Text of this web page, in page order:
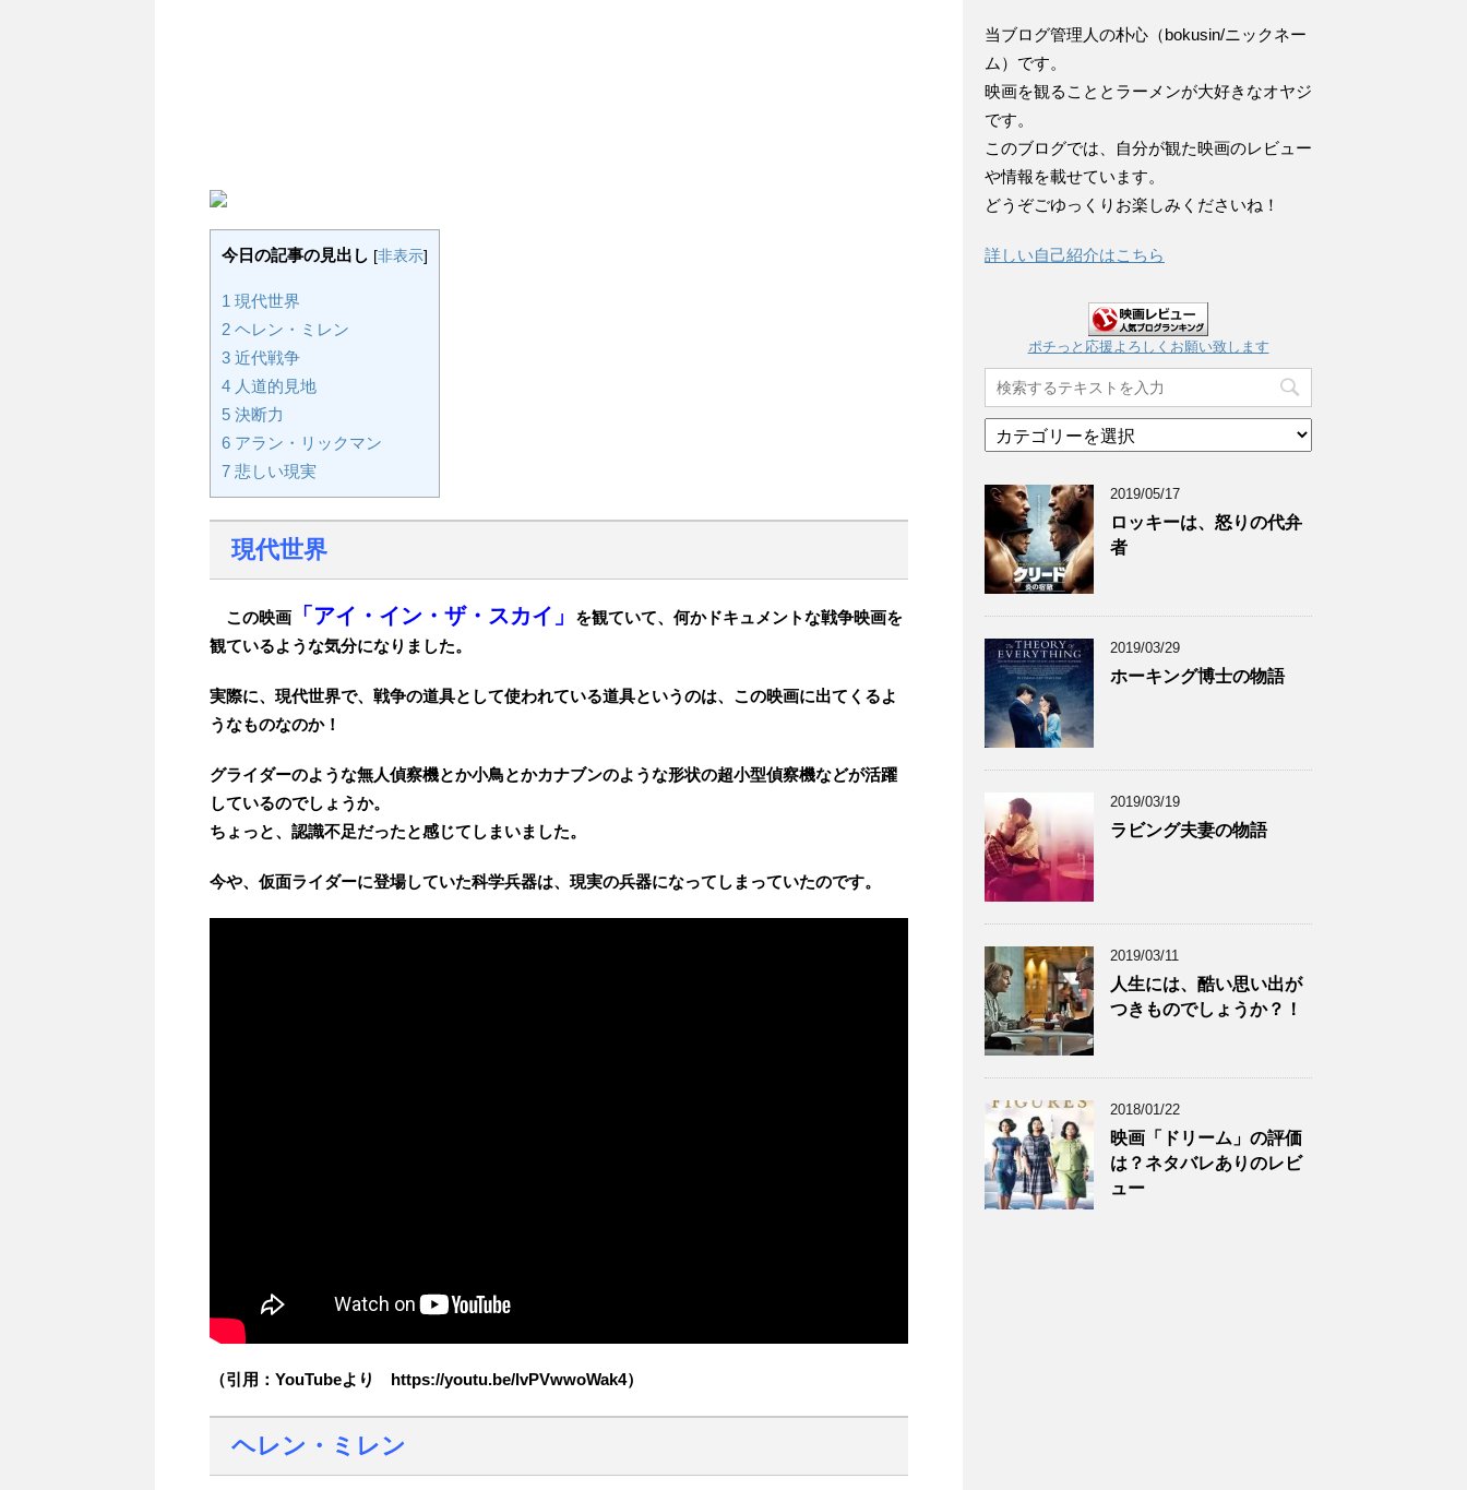
今日の記事の見出し [非表示]
1 現代世界
2 ヘレン・ミレン
3 近代戦争
4 人道的見地
5 決断力
6 アラン・リックマン
7 悲しい現実
現代世界
この映画 「アイ・イン・ザ・スカイ」
を観ていて、何かドキュメントな戦争映画を
観ているような気分になりました。
実際に、現代世界で、戦争の道具として使われている道具というのは、この映画に出てくるよ
うなものなのか！
グライダーのような無人偵察機とか小鳥とかカナブンのような形状の超小型偵察機などが活躍
しているのでしょうか。
ちょっと、認識不足だったと感じてしまいました。
今や、仮面ライダーに登場していた科学兵器は、現実の兵器になってしまっていたのです。
（引用：YouTubeより https://youtu.be/lvPVwwoWak4）
ヘレン・ミレン
当ブログ管理人の朴心（bokusin/ニックネー
ム）です。
映画を観ることとラーメンが大好きなオヤジ
です。
このブログでは、自分が観た映画のレビュー
や情報を載せています。
どうぞごゆっくりお楽しみくださいね！
詳しい自己紹介はこちら
ポチっと応援よろしくお願い致します
テ
リ
ア
ー
カ
2019/05/17
ロッキーは、怒りの代弁
者
2019/03/29
ホーキング博士の物語
2019/03/19
ラビング夫妻の物語
2019/03/11
人生には、酷い思い出が
つきものでしょうか？！
2018/01/22
映画「ドリーム」の評価
は？ネタバレありのレビ
ュー